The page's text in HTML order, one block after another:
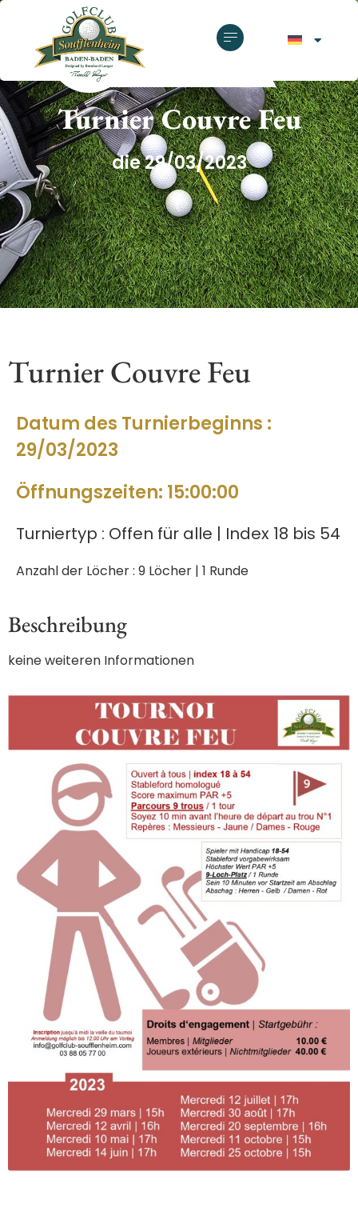
Turnier Couvre Feu
die 29/03/2023
Turnier Couvre Feu
Datum des Turnierbeginns :
29/03/2023
Öffnungszeiten: 15:00:00
Turniertyp : Offen für alle | Index 18 bis 54
Anzahl der Löcher : 9 Löcher | 1 Runde
Beschreibung
keine weiteren Informationen